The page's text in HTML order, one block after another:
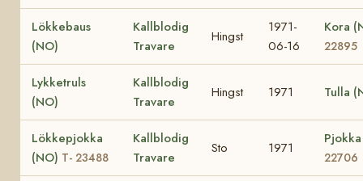
Lökkebaus
(NO)
Kallblodig
Travare
Hingst
1971-
06-16
Kora
22895
Lykketruls
(NO)
Kallblodig
Travare
Hingst 1971 Tulla
Lökkepjokka
(NO) T- 23488
Kallblodig
Travare
Sto 1971
22706